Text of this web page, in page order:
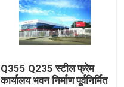
Q355 Q235 स्टील फ्रेम
कार्यालय भवन निर्माण पूर्वनिर्मित